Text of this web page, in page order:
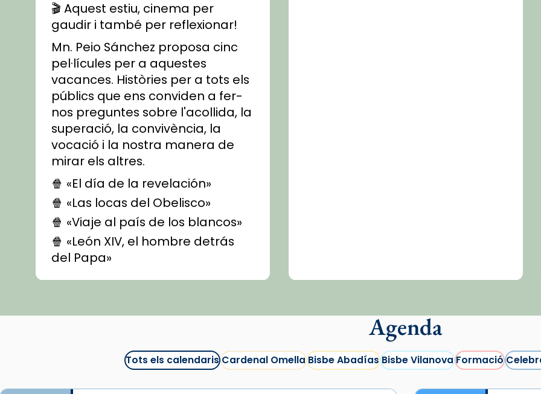
🎬 Aquest estiu, cinema per
gaudir i també per reflexionar!
Mn. Peio Sánchez proposa cinc
pel·lícules per a aquestes
vacances. Històries per a tots els
públics que ens conviden a fer-
nos preguntes sobre l'acollida, la
superació, la convivència, la
vocació i la nostra manera de
mirar els altres.
🍿 «El día de la revelación»
🍿 «Las locas del Obelisco»
🍿 «Viaje al país de los blancos»
🍿 «León XIV, el hombre detrás
del Papa»
🍿 «Las ovejas detectives»
recomanacions i prepara una
#CinemaEspiritualitual
@cinemaspiritcat
Imatge: Generada amb IA
Agenda
Tots els calendarisCardenal OmellaBisbe AbadíasBisbe VilanovaFormació